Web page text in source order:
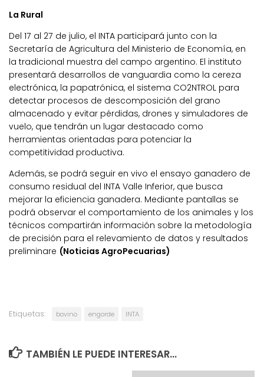
La Rural
Del 17 al 27 de julio, el INTA participará junto con la
Secretaría de Agricultura del Ministerio de Economía, en
la tradicional muestra del campo argentino. El instituto
presentará desarrollos de vanguardia como la cereza
electrónica, la papatrónica, el sistema CO2NTROL para
detectar procesos de descomposición del grano
almacenado y evitar pérdidas, drones y simuladores de
vuelo, que tendrán un lugar destacado como
herramientas orientadas para potenciar la
competitividad productiva.
Además, se podrá seguir en vivo el ensayo ganadero de
consumo residual del INTA Valle Inferior, que busca
mejorar la eficiencia ganadera. Mediante pantallas se
podrá observar el comportamiento de los animales y los
técnicos compartirán información sobre la metodología
de precisión para el relevamiento de datos y resultados
preliminare (Noticias AgroPecuarias)
Etiquetas: bovino engorde INTA
TAMBIÉN LE PUEDE INTERESAR...